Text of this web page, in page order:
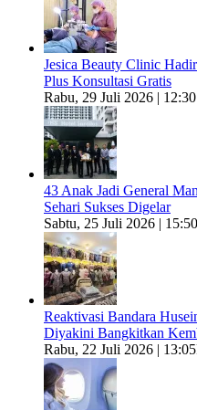
Jesica Beauty Clinic
Plus Konsultasi Gratis
Rabu, 29 Juli 2026 | 12:30
43 Anak Jadi General
Sehari Sukses Digelar
Sabtu, 25 Juli 2026 | 15:50
Reaktivasi Bandara
Diyakini Bangkitkan
Rabu, 22 Juli 2026 | 13:05